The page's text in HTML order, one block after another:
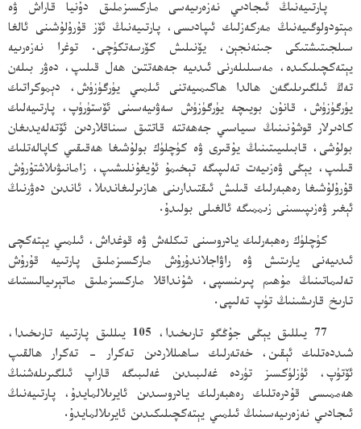
پارتىيەنىڭ ئىجادىي نەزەرىيەسى ماركسىزملىق دۇنيا قاراش ۋە
مېتودولوگىيەنىڭ مەركەزلىك ئىپادىسى، پارتىيەنىڭ ئۆز قۇرۇلۇشىنى ئالغا
سىلجىتىشتىكى جىنەنجېن، يۆنىلىش كۆرسەتكۈچى. توغرا نەزەرىيە
يېتەكچىلىكىدە، مەسىلىلەرنى ئىدىيە جەھەتتىن ھەل قىلىپ، دەۋر بىلەن
تەڭ ئىلگىرىلىگەن ھالدا ھاكىمىيەتنى ئىلمىي يۈرگۈزۈش، دېموكراتىك
يۈرگۈزۈش، قانۇن بويىچە يۈرگۈزۈش سەۋىيەسىنى ئۆستۈرۈپ، پارتىيەلىك
كادىرلار قوشۇنىنىڭ سىياسىي جەھەتتە قاتتىق سىناقلاردىن ئۆتەلەيدىغان
بولۇشى، قابىلىيىتىنىڭ يۇقىرى ۋە كۈچلۈك بولۇشىغا ھەقىقىي كاپالەتلىك
قىلىپ، يېڭى ۋەزىيەت تەلىپىگە تېخىمۇ ئۇيغۇنلىشىپ، زامانىۋىلاشتۇرۇش
قۇرۇلۇشىغا رەھبەرلىك قىلىش ئىقتىدارىنى ھازىرلىغاندىلا، ئاندىن دەۋرنىڭ
ئېغىر ۋەزىپىسىنى زىممىگە ئالغىلى بولىدۇ.
كۈچلۈك رەھبەرلىك يادروسىنى تىكلەش ۋە قوغداش، ئىلمىي يېتەكچى
ئىدىيەنى يارىتىش ۋە راۋاجلاندۇرۇش ماركسىزملىق پارتىيە قۇرۇش
تەلىماتىنىڭ مۇھىم پىرىنسىپى، شۇنداقلا ماركسىزملىق ماتېرىيالىستىك
تارىخ قارىشىنىڭ تۈپ تەلىپى.
77 يىللىق يېڭى جۇڭگو تارىخىدا، 105 يىللىق پارتىيە تارىخىدا،
شىددەتلىك ئېقىن، خەتەرلىك ساھىللاردىن تەكرار - تەكرار ھالقىپ
ئۆتۈپ، ئۈزلۈكسىز تۈردە غەلىبىدىن غەلىبىگە قاراپ ئىلگىرىلەشنىڭ
ھەممىسى قۇدرەتلىك رەھبەرلىك يادروسىدىن ئايرىلالمايدۇ، پارتىيەنىڭ
ئىجادىي نەزەرىيەسىنىڭ ئىلمىي يېتەكچىلىكىدىن ئايرىلالمايدۇ.